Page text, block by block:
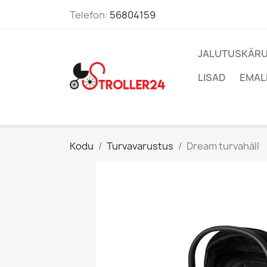
Telefon: 56804159
LISAD
Kodu Turvavarustus Dream turvahäll